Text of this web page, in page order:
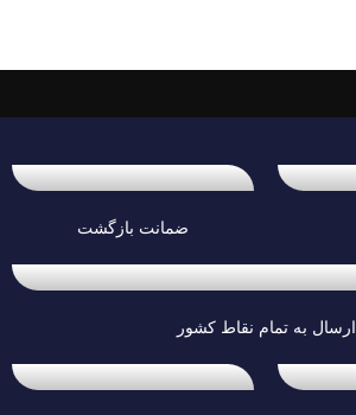
ضمانت بازگشت
ارسال به تمام نقاط کشور